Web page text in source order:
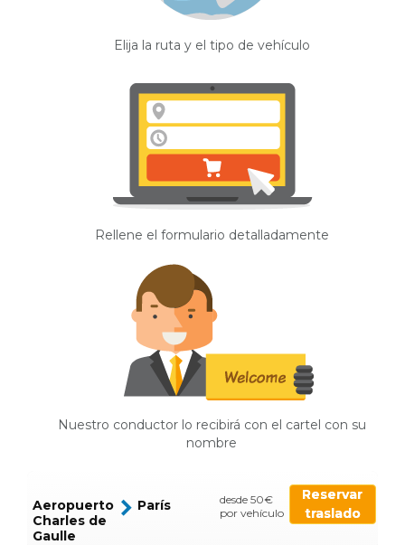
Elija la ruta y el tipo de vehículo
Rellene el formulario detalladamente
Nuestro conductor lo recibirá con el cartel con su
nombre
Aeropuerto
Charles de
Gaulle
París
desde 50€
por vehículo
Reservar
traslado